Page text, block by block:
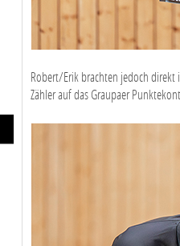
Robert/Erik brachten jedoch direkt
Zähler auf das Graupaer